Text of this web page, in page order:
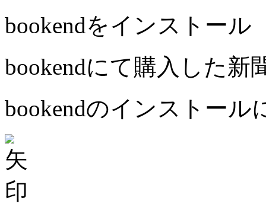
bookendをインストール
bookendにて購入した新
bookendのインストール